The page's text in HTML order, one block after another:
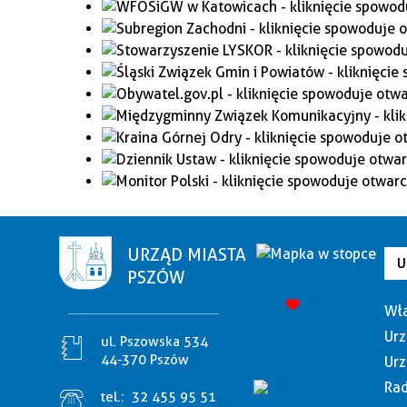
URZĄD MIASTA
PSZÓW
ul. Pszowska 534
44-370 Pszów
tel.: 32 455 95 51